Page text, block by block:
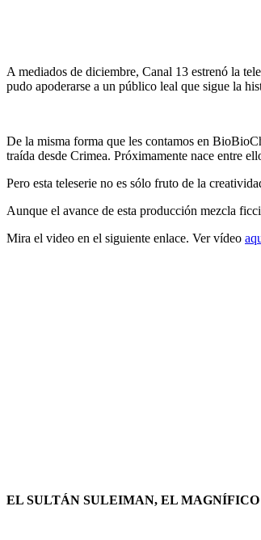
A mediados de diciembre, Canal 13 estrenó la
pudo apoderarse a un público leal que sigue la
De la misma forma que les contamos en
traída desde Crimea. Próximamente nace entre
Pero esta teleserie no es sólo fruto de la
Aunque el avance de esta producción mezcla
Mira el video en el siguiente enlace. Ver vídeo
EL SULTÁN SULEIMAN, EL MAGNÍFICO